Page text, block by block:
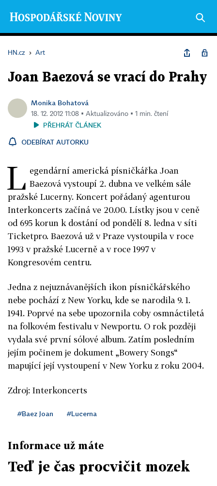
HN.cz › Art
Joan Baezová se vrací do Prahy
Monika Bohatová
18. 12. 2012 11:08 ▪ Aktualizováno ▪ 1 min. čtení
PŘEHRÁT ČLÁNEK
ODEBÍRAT AUTORKU
L egendární americká písničkářka Joan
Baezová vystoupí 2. dubna ve velkém sále
pražské Lucerny. Koncert pořádaný agenturou
Interkoncerts začíná ve 20.00. Lístky jsou v ceně
od 695 korun k dostání od pondělí 8. ledna v síti
Ticketpro. Baezová už v Praze vystoupila v roce
1993 v pražské Lucerně a v roce 1997 v
Kongresovém centru.
Jedna z nejuznávanějších ikon písničkářského
nebe pochází z New Yorku, kde se narodila 9. 1.
1941. Poprvé na sebe upozornila coby osmnáctiletá
na folkovém festivalu v Newportu. O rok později
vydala své první sólové album. Zatím posledním
jejím počinem je dokument „Bowery Songs“
mapující její vystoupení v New Yorku z roku 2004.
Zdroj: Interkoncerts
#Baez Joan #Lucerna
Informace už máte
Teď je čas procvičit mozek